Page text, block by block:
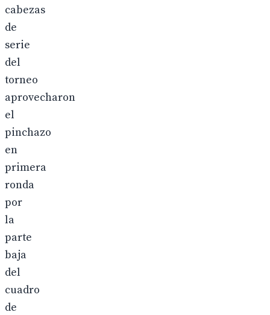
cabezas
de
serie
del
torneo
aprovecharon
el
pinchazo
en
primera
ronda
por
la
parte
baja
del
cuadro
de